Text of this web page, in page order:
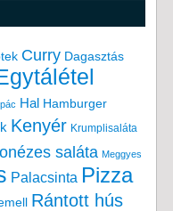
Curry Dagasztás
Hal Hamburger
Kenyér Krumplisaláta
saláta Meggyes
Palacsinta Pizza
Rántott hús